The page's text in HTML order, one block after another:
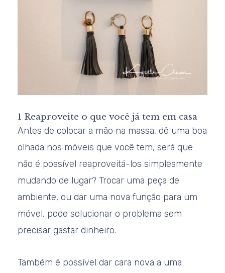
1 Reaproveite o que você já tem em casa
Antes de colocar a mão na massa, dê uma boa
olhada nos móveis que você tem, será que
não é possível reaproveitá-los simplesmente
mudando de lugar? Trocar uma peça de
ambiente, ou dar uma nova função para um
móvel, pode solucionar o problema sem
precisar gastar dinheiro.
Também é possível dar cara nova a uma